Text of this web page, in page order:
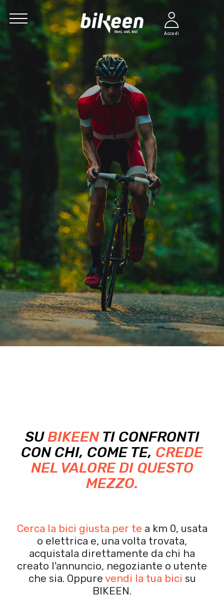
Accedi
SUBIKEENTI CONFRONTI
CON CHI, COME TE, CREDE
NEL VALORE DI QUESTO
MEZZO.
Cerca la bici giusta per te a km 0, usata
o elettrica e, una volta trovata,
acquistala direttamente da chi ha
creato l'annuncio, negoziante o utente
che sia. Oppure vendi la tua bici su
BIKEEN.